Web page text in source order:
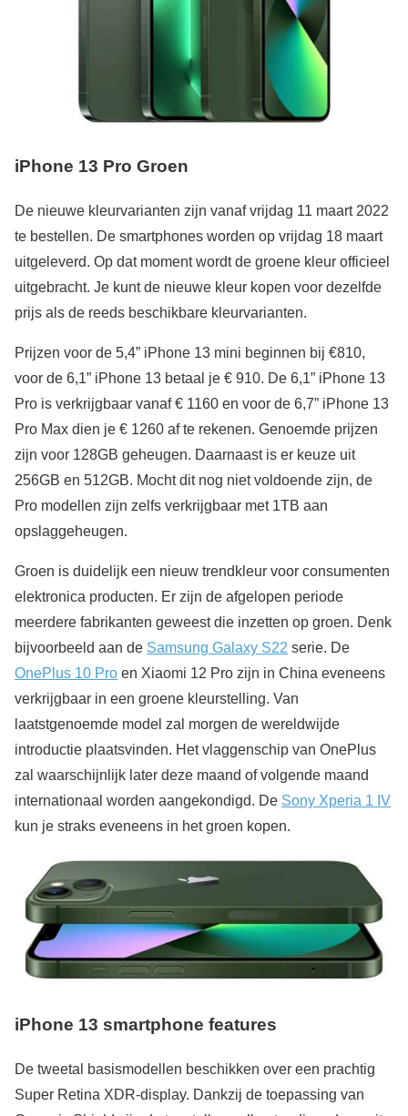
iPhone 13 Pro Groen
De nieuwe kleurvarianten zijn vanaf vrijdag 11 maart 2022
te bestellen. De smartphones worden op vrijdag 18 maart
uitgeleverd. Op dat moment wordt de groene kleur officieel
uitgebracht. Je kunt de nieuwe kleur kopen voor dezelfde
prijs als de reeds beschikbare kleurvarianten.
Prijzen voor de 5,4” iPhone 13 mini beginnen bij €810,
voor de 6,1” iPhone 13 betaal je € 910. De 6,1” iPhone 13
Pro is verkrijgbaar vanaf € 1160 en voor de 6,7” iPhone 13
Pro Max dien je € 1260 af te rekenen. Genoemde prijzen
zijn voor 128GB geheugen. Daarnaast is er keuze uit
256GB en 512GB. Mocht dit nog niet voldoende zijn, de
Pro modellen zijn zelfs verkrijgbaar met 1TB aan
opslaggeheugen.
Groen is duidelijk een nieuw trendkleur voor consumenten
elektronica producten. Er zijn de afgelopen periode
meerdere fabrikanten geweest die inzetten op groen. Denk
bijvoorbeeld aan de Samsung Galaxy S22 serie. De
OnePlus 10 Pro en Xiaomi 12 Pro zijn in China eveneens
verkrijgbaar in een groene kleurstelling. Van
laatstgenoemde model zal morgen de wereldwijde
introductie plaatsvinden. Het vlaggenschip van OnePlus
zal waarschijnlijk later deze maand of volgende maand
internationaal worden aangekondigd. De Sony Xperia 1 IV
kun je straks eveneens in het groen kopen.
iPhone 13 smartphone features
De tweetal basismodellen beschikken over een prachtig
Super Retina XDR-display. Dankzij de toepassing van